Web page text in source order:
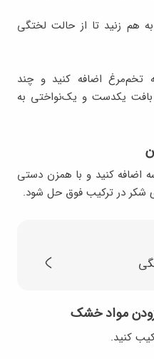
هم زنید تا از حالت لختگی
اضافه کنید و‌ چند
بافت یکدست و یک‌نواختی به
اضافه کنید و با همزن دستی
شکر در ترکیب فوق حل شود.
مواد خشک
کنید.